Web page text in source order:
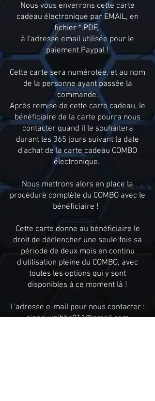
Nous vous enverrons cette carte
cadeau électronique par EMAIL, en
fichier *.PDF,
à l'adresse email utilisée pour le
paiement Paypal !
Cette carte sera numérotée, et au nom
de la personne ayant passée la
commande.
Après remise de cette carte cadeau, le
bénéficiaire de la carte pourra nous
contacter quand il le souhaitera
durant les 365 jours suivant la date
d'achat de la carte cadeau COMBO
électronique.
Nous mettrons alors en place la
procédure complète du COMBO avec le
bénéficiaire !
Cette carte donne au bénéficiaire le
droit de déclencher une seule fois sa
période de deux mois en continu
d'utilisation pleine du COMBO, avec
toutes les options qui y sont
disponibles à ce moment là !
L'adresse e-mail pour nous contacter :
signauxgibbs911@gmail.com